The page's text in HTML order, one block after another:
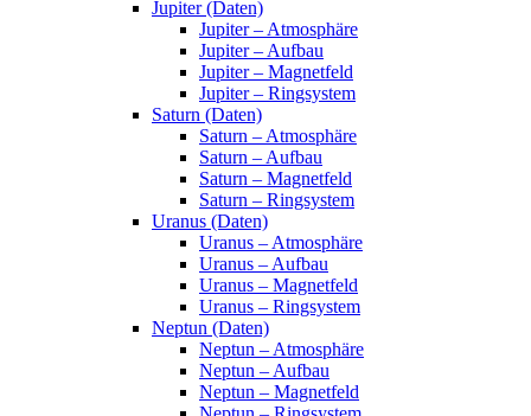
Jupiter (Daten)
Jupiter – Atmosphäre
Jupiter – Aufbau
Jupiter – Magnetfeld
Jupiter – Ringsystem
Saturn (Daten)
Saturn – Atmosphäre
Saturn – Aufbau
Saturn – Magnetfeld
Saturn – Ringsystem
Uranus (Daten)
Uranus – Atmosphäre
Uranus – Aufbau
Uranus – Magnetfeld
Uranus – Ringsystem
Neptun (Daten)
Neptun – Atmosphäre
Neptun – Aufbau
Neptun – Magnetfeld